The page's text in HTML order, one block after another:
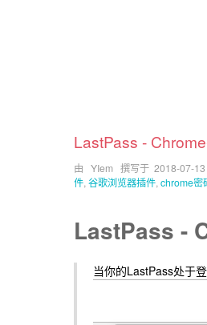
LastPass -
由 YIem 撰写于 2018-07-13
件, 谷歌浏览器插件, chrome密
LastPass -
当你的LastPass处于